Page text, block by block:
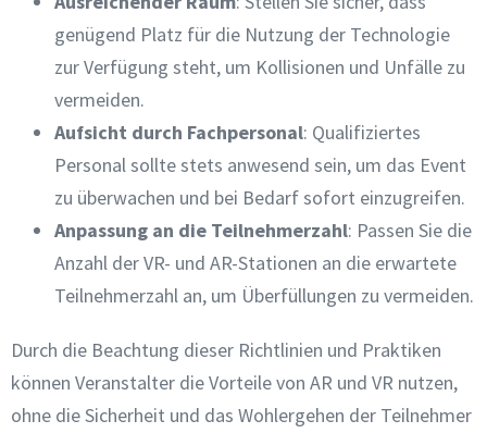
genügend Platz für die Nutzung der Technologie
zur Verfügung steht, um Kollisionen und Unfälle zu
vermeiden.
Aufsicht durch Fachpersonal: Qualifiziertes
Personal sollte stets anwesend sein, um das Event
zu überwachen und bei Bedarf sofort einzugreifen.
Anpassung an die Teilnehmerzahl: Passen Sie die
Anzahl der VR- und AR-Stationen an die erwartete
Teilnehmerzahl an, um Überfüllungen zu vermeiden.
Durch die Beachtung dieser Richtlinien und Praktiken
können Veranstalter die Vorteile von AR und VR nutzen,
ohne die Sicherheit und das Wohlergehen der Teilnehmer